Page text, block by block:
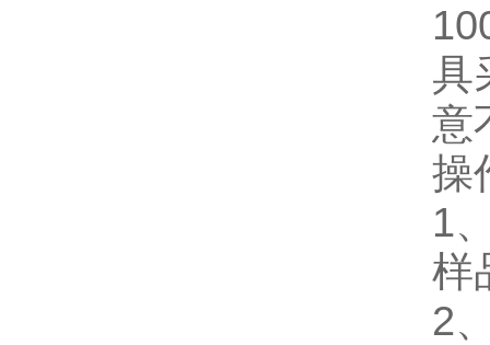
具
意
操
1
样
2